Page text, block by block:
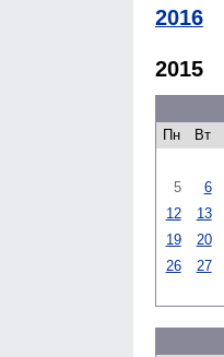
2016
2015
Пн
Вт
5
6
12
13
19
20
26
27